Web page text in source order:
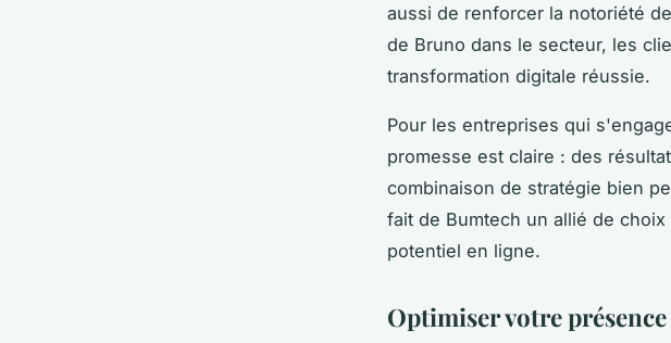
aussi de renforcer la notoriété
de Bruno dans le secteur, les
transformation digitale réussie.
Pour les entreprises qui
promesse est claire : des
combinaison de stratégie bien
fait de Bumtech un allié de
potentiel en ligne.
Optimiser votre